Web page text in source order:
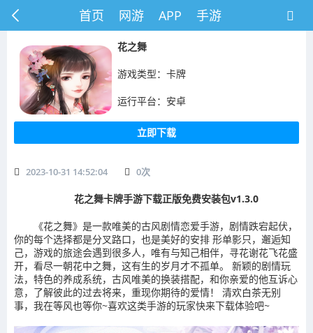
首页 网游 APP 手游
花之舞
游戏类型：卡牌
运行平台：安卓
立即下载
2023-10-31 14:52:04 0次
花之舞卡牌手游下载正版免费安装包v1.3.0
《花之舞》是一款唯美的古风剧情恋爱手游，剧情跌宕起伏，
你的每个选择都是分叉路口，也是美好的安排 形单影只，邂逅知
己，游戏的旅途会遇到很多人，唯有与知己相伴，寻花谢花飞花盛
开，看尽一朝花中之舞，这有生的岁月才不孤单。 新颖的剧情玩
法，特色的养成系统，古风唯美的换装搭配，和你亲爱的他互诉心
意，了解彼此的过去将来，重现你期待的爱情！ 清欢白茶无别
事，我在等风也等你~喜欢这类手游的玩家快来下载体验吧~